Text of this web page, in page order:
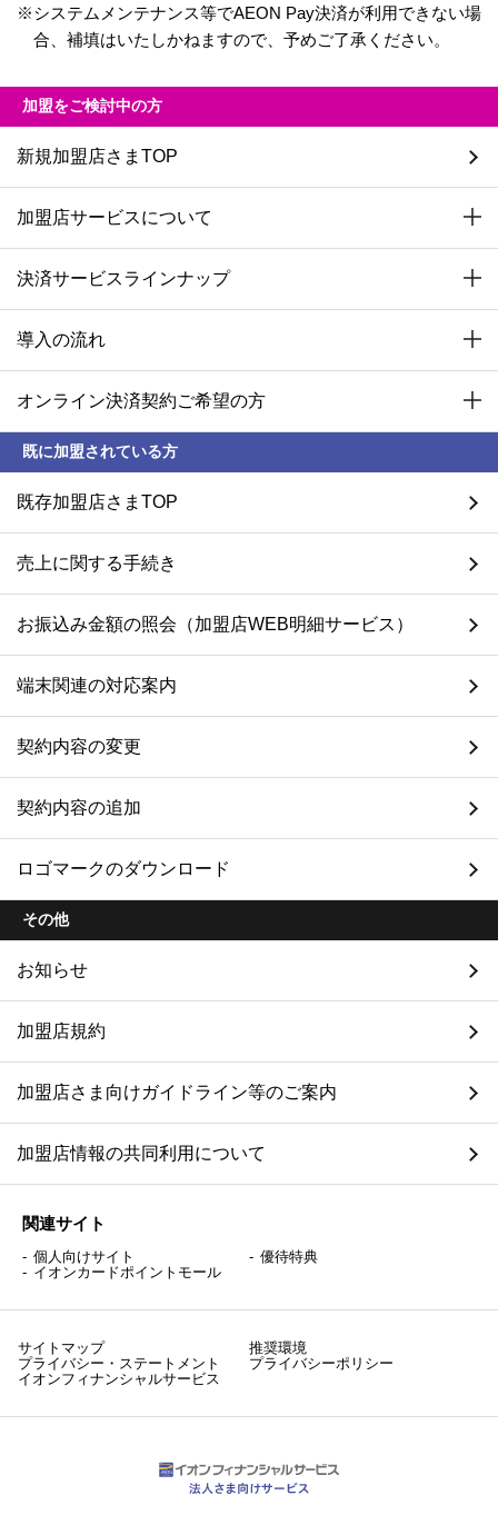
※システムメンテナンス等でAEON Pay決済が利用できない場
合、補填はいたしかねますので、予めご了承ください。
加盟をご検討中の方
新規加盟店さまTOP
加盟店サービスについて
決済サービスラインナップ
導入の流れ
オンライン決済契約ご希望の方
既に加盟されている方
既存加盟店さまTOP
売上に関する手続き
お振込み金額の照会（加盟店WEB明細サービス）
端末関連の対応案内
契約内容の変更
契約内容の追加
ロゴマークのダウンロード
その他
お知らせ
加盟店規約
加盟店さま向けガイドライン等のご案内
加盟店情報の共同利用について
関連サイト
個人向けサイト
優待特典
イオンカードポイントモール
サイトマップ
推奨環境
プライバシー・ステートメント
プライバシーポリシー
イオンフィナンシャルサービス